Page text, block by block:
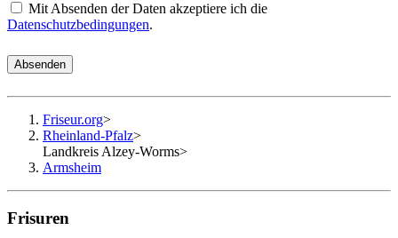
Mit Absenden der Daten akzeptiere ich die
Datenschutzbedingungen.
Absenden
Friseur.org>
Rheinland-Pfalz>
Landkreis Alzey-Worms>
Armsheim
Frisuren